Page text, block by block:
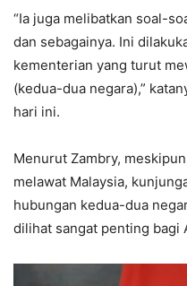
“Ia juga melibatkan soal-
dan sebagainya. Ini
kementerian yang turut
(kedua-dua negara),”
hari ini.
Menurut Zambry,
melawat Malaysia,
hubungan kedua-dua
dilihat sangat penting bagi